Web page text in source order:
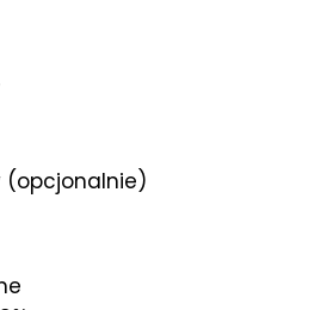
(opcjonalnie)